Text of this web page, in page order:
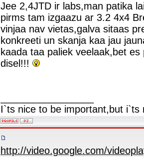
Jee 2,4JTD ir labs,man patika
pirms tam izgaazu ar 3.2 4x4
vinjaa nav vietas,galva sitaas
konkreeti un skanja kaa jau
kaada taa paliek veelaak,bet
disel!!!
I`ts nice to be important,but
http://video.google.com/